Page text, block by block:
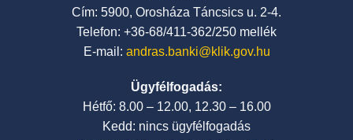
Cím: 5900, Orosháza Táncsics u. 2-4.
Telefon: +36-68/411-362/250 mellék
E-mail: andras.banki@klik.gov.hu
Ügyfélfogadás:
Hétfő: 8.00 – 12.00, 12.30 – 16.00
Kedd: nincs ügyfélfogadás